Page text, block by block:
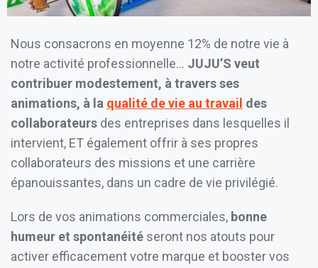
Nous consacrons en moyenne 12% de notre vie à
notre activité professionnelle… JUJU’S veut
contribuer modestement, à travers ses
animations, à la qualité de vie au travail des
collaborateurs des entreprises dans lesquelles il
intervient, ET également offrir à ses propres
collaborateurs des missions et une carrière
épanouissantes, dans un cadre de vie privilégié.
Lors de vos animations commerciales, bonne
humeur et spontanéité seront nos atouts pour
activer efficacement votre marque et booster vos